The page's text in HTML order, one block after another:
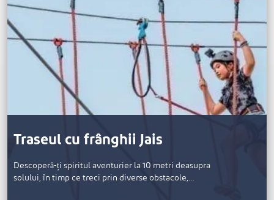
Traseul cu frânghii Jais
Descoperă-ți spiritul aventurier la 10 metri deasupra
solului, în timp ce treci prin diverse obstacole,…